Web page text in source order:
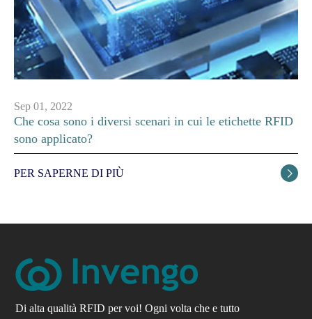
Sep 01, 2022
Che cosa sono i diversi scenari in cui le etichette RFID
sono applicato?
PER SAPERNE DI PIÙ 
Di alta qualità RFID per voi! Ogni volta che e tutto